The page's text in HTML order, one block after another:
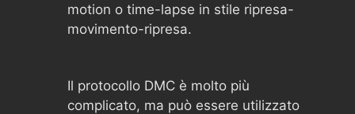
motion o time-lapse in stile ripresa-
movimento-ripresa.
Il protocollo DMC è molto più
complicato, ma può essere utilizzato